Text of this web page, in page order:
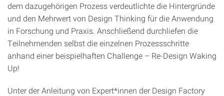
dem dazugehörigen Prozess verdeutlichte die Hintergründe
und den Mehrwert von Design Thinking für die Anwendung
in Forschung und Praxis. Anschließend durchliefen die
Teilnehmenden selbst die einzelnen Prozessschritte
anhand einer beispielhaften Challenge – Re-Design Waking
Up!
Unter der Anleitung von Expert*innen der Design Factory